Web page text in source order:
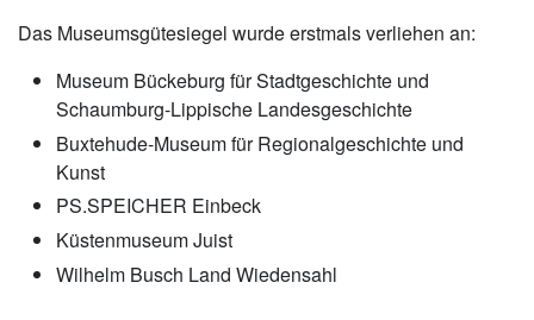
Das Museumsgütesiegel wurde erstmals verliehen an:
Museum Bückeburg für Stadtgeschichte und
Schaumburg-Lippische Landesgeschichte
Buxtehude-Museum für Regionalgeschichte und
Kunst
PS.SPEICHER Einbeck
Küstenmuseum Juist
Wilhelm Busch Land Wiedensahl